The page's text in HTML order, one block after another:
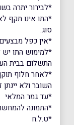
*לבירור יתרה
*התו אינו תקף
סוג.
*אין כפל
*למימוש התו
התשלום בבית
*לאחר חלוף
השובר ולא יינתן
*עד גמר המלאי
*התמונה
*ט.ל.ח